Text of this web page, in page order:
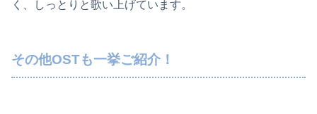
く、しっとりと歌い上げています。
その他OSTも一挙ご紹介！